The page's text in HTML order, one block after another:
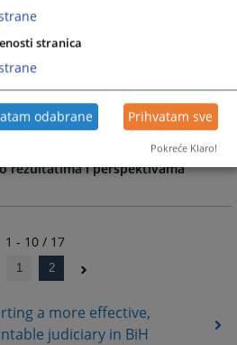
a more effective,
judiciary in BiH
sudskim postupkom u
predmetima ratnih zločina u BiH“
rada na predmetima ratnih
u BiH na predmetima ratnih
rezultatima i perspektivama
1 - 10 / 17
1 2
stranica
odabrane Prihvatam sve
Pokreće Klaro!